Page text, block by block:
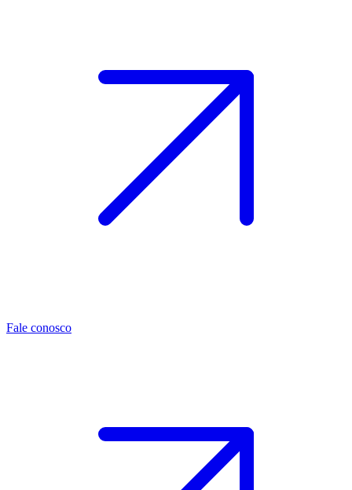
Fale conosco